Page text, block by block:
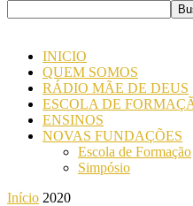
INICIO
QUEM SOMOS
RÁDIO MÃE DE DEUS
ESCOLA DE
ENSINOS
NOVAS FUNDAÇÕES
Escola de Formação
Simpósio
Início 2020